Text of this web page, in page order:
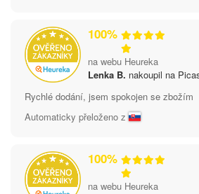
100%
na webu Heureka
Lenka B. nakoupil na
Rychlé dodání, jsem spokojen se zbožím
Automaticky přeloženo z
100%
na webu Heureka